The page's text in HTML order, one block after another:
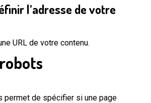
l’adresse de votre
URL de votre contenu.
permet de spécifier si une page